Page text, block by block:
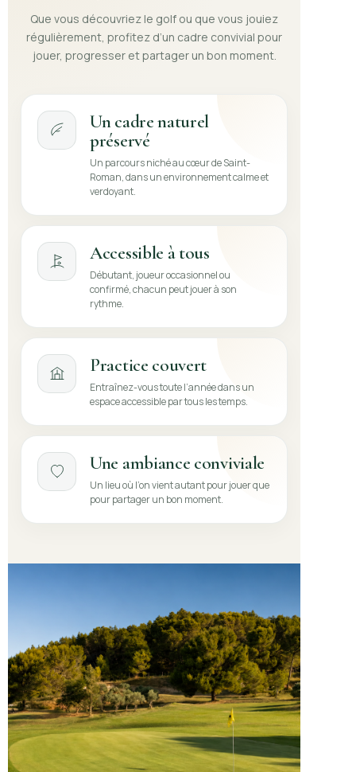
Que vous découvriez le golf ou que vous jouiez
régulièrement, profitez d’un cadre convivial pour
jouer, progresser et partager un bon moment.
Un cadre naturel
préservé
Un parcours niché au cœur de Saint-
Roman, dans un environnement calme et
verdoyant.
Accessible à tous
Débutant, joueur occasionnel ou
confirmé, chacun peut jouer à son
rythme.
Practice couvert
Entraînez-vous toute l’année dans un
espace accessible par tous les temps.
Une ambiance conviviale
Un lieu où l’on vient autant pour jouer que
pour partager un bon moment.